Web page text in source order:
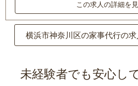
この求人の詳細を
横浜市神奈川区の家事代行の
未経験者でも安心し